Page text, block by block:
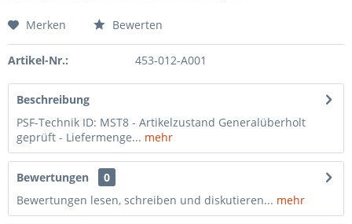
Merken Bewerten
Artikel-Nr.: 453-012-A001
Beschreibung
PSF-Technik ID: MST8 - Artikelzustand Generalüberholt
geprüft - Liefermenge... mehr
Bewertungen
0
Bewertungen lesen, schreiben und diskutieren... mehr